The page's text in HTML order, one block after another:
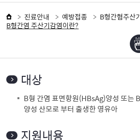
진료안내 예방접종
B형간혐주산
B형간염 주산기감염이란?
대상
B형 간염 표면항원(HBsAg)양성 또는
양성 산모로 부터 출생한 영유아
지원내용